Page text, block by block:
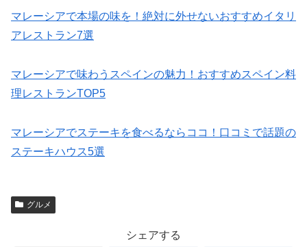
マレーシアで本場の味を！絶対に外せないおすすめイタリ
アレストラン7選
マレーシアで味わうスペインの魅力！おすすめスペイン料
理レストランTOP5
マレーシアでステーキを食べるならココ！口コミで話題の
ステーキハウス5選
グルメ
シェアする